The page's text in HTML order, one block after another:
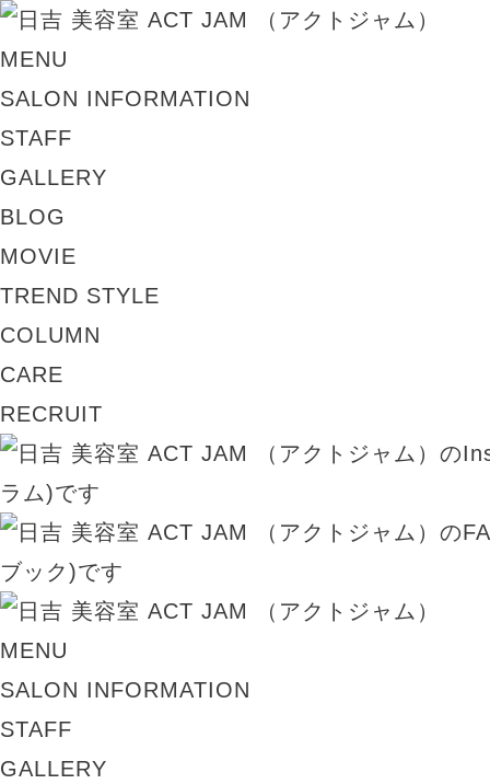
MENU
SALON INFORMATION
STAFF
GALLERY
BLOG
MOVIE
TREND STYLE
COLUMN
CARE
RECRUIT
MENU
SALON INFORMATION
STAFF
GALLERY